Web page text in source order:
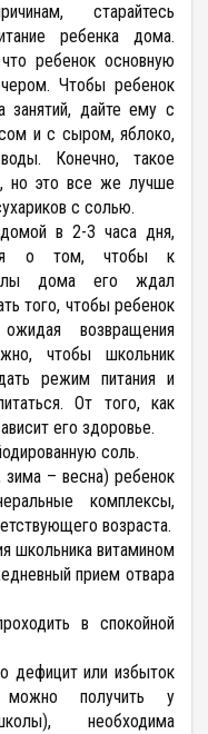
старайтесь
ребенка дома.
ребенок основную
Чтобы ребенок
занятий, дайте ему с
и с сыром, яблоко,
Конечно, такое
но это все же лучше
с солью.
в 2-3 часа дня,
о том, чтобы к
дома его ждал
того, чтобы ребенок
возвращения
чтобы школьник
режим питания и
От того, как
его здоровье.
соль.
– весна) ребенок
комплексы,
возраста.
школьника витамином
прием отвара
в спокойной
или избыток
получить у
необходима